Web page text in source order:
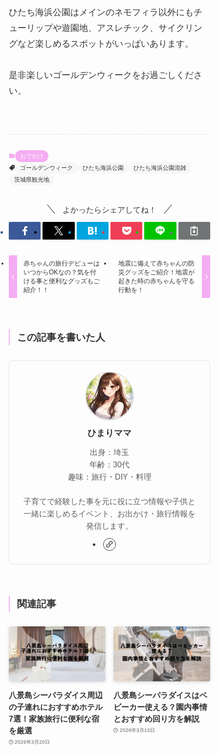
ひたち海浜公園はメインのネモフィラ以外にもチ
ューリップや遊園地、アスレチック、サイクリン
グなど楽しめるスポットがいっぱいあります。
是非楽しいゴールデンウィークをお過ごしくださ
い。
おでかけ
ゴールデンウィーク
ひたち海浜公園
ひたち海浜公園混雑
茨城県観光地
よかったらシェアしてね！
赤ちゃんの旅行デビューは
いつからOKなの？気を付
ける事と便利なグッズもご
紹介！！
地震に備えて赤ちゃんの防
災グッズをご紹介！地震が
起きた時の赤ちゃんを守る
行動を！
この記事を書いた人
ひまりママ
出身：埼玉
年齢：30代
趣味：旅行・DIY・料理
子育てで経験した事を元に役に立つ情報や子供と
一緒に楽しめるイベント、お出かけ・旅行情報を
発信します。
関連記事
八景島シーパラダイス周辺
の子連れにおすすめホテル
7選！家族旅行に便利な宿
を厳選
2026年3月20日
八景島シーパラダイスはベ
ビーカー使える？園内事情
とおすすめ回り方を解説
2026年3月13日